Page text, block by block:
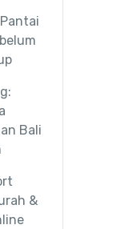
Bali
&